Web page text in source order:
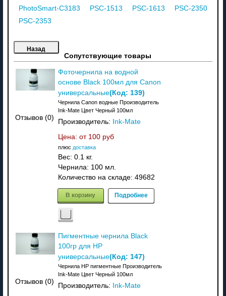
PhotoSmart-C3183
PSC-1513 PSC-1613
PSC-2350
PSC-2353
Сопутствующие товары
Отзывов (0)
Фоточернила на водной
основе Black 100мл для Canon
универсальные(Код: 139)
Чернила Canon водные Производитель
Ink-Mate Цвет Черный 100мл
Производитель: Ink-Mate
Цена: от 100 руб
плюс доставка
Вес: 0.1 кг.
Чернила: 100 мл.
Количество на складе: 49682
В корзину Подробнее
Отзывов (0)
Пигментные чернила Black
100гр для HP
универсальные(Код: 147)
Чернила HP пигментные Производитель
Ink-Mate Цвет Черный 100мл
Производитель: Ink-Mate